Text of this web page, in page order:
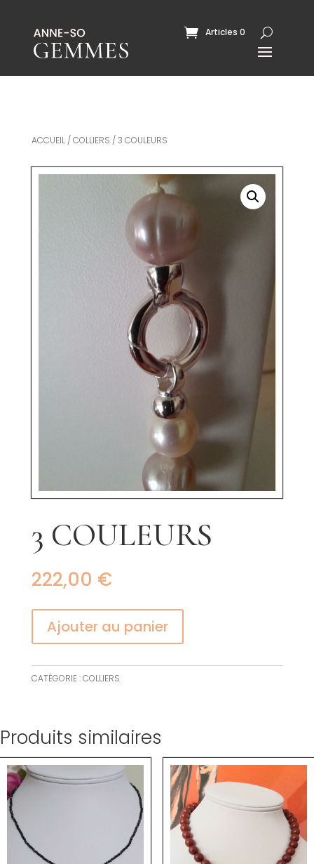
Articles 0
ACCUEIL/COLLIERS / 3 COULEURS
3 COULEURS
222,00 €
Ajouter au panier
CATÉGORIE :COLLIERS
Produits similaires